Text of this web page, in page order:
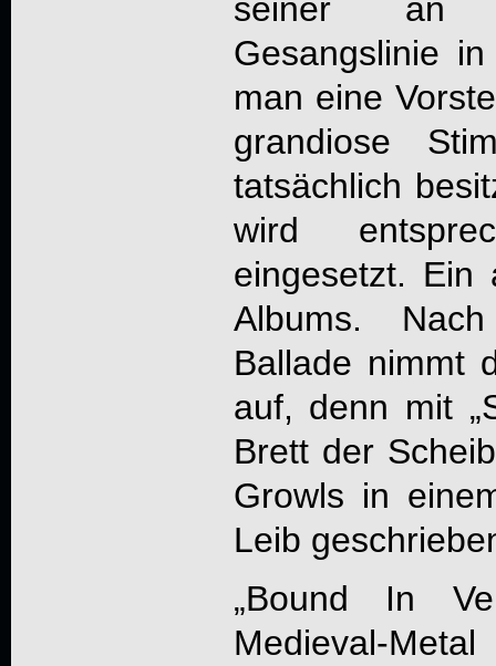
seiner an
Gesangslinie
man eine
grandiose
tatsächlich
wird
eingesetzt. Ein
Albums.
Ballade nimmt
auf, denn mit
Brett der
Growls in
Leib
„Bound In
Medieval-